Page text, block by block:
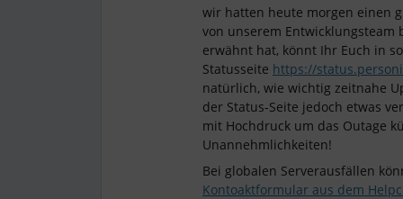
wir hatten heute morgen einen
von unserem Entwicklungsteam
erwähnt hat, könnt Ihr Euch in
Statusseite https://
natürlich, wie wichtig zeitnahe
der Status-Seite jedoch etwas
mit Hochdruck um das Outage
Unannehmlichkeiten!
Bei globalen Serverausfällen
Kontoaktformular aus dem